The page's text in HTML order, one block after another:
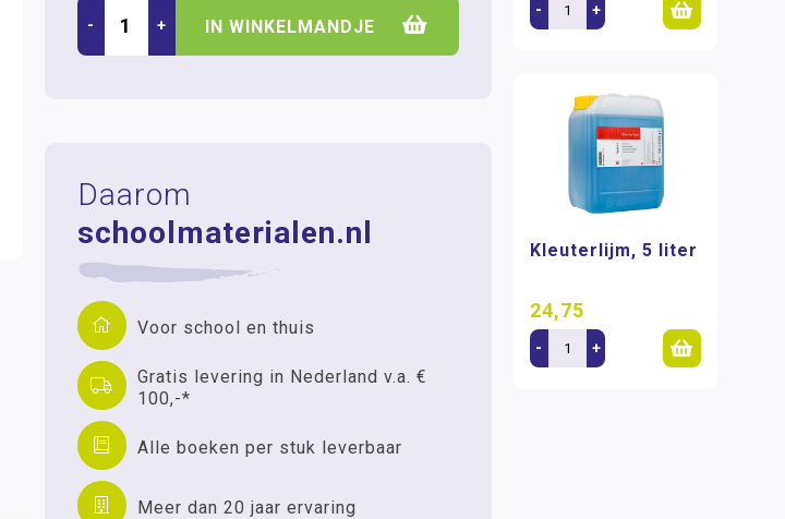
- + IN WINKELMANDJE
Daarom
schoolmaterialen.nl
Voor school en thuis
Gratis levering in Nederland v.a. €
100,-*
Alle boeken per stuk leverbaar
Meer dan 20 jaar ervaring
- +
Kleuterlijm, 5 liter
24,75
- +